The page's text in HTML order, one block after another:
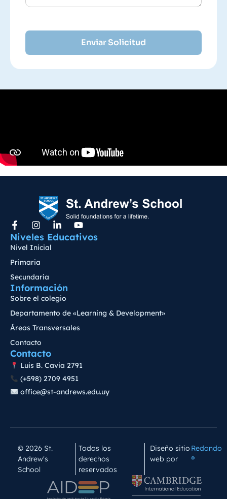
Niveles Educativos
Nivel Inicial
Primaria
Secundaria
Información
Sobre el colegio
Departamento de «Learning & Development»
Áreas Transversales
Contacto
Contacto
Luis B. Cavia 2791
(+598) 2709 4951
office@st-andrews.edu.uy
© 2026 St.
Andrew's
School
Todos los
derechos
reservados
Diseño sitio
web por
Redondo
®